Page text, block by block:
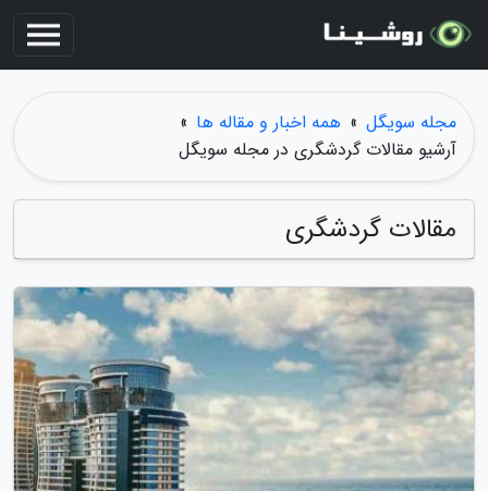
مجله سویگل » همه اخبار و مقاله ها »
آرشیو مقالات گردشگری در مجله سویگل
مقالات گردشگری